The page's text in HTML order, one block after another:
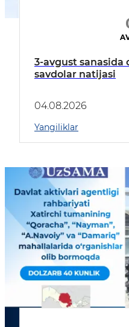
3-avgust
savdolar natijasi
04.08.2026
Yangiliklar